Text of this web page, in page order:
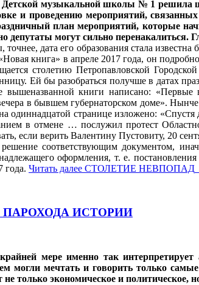
музыкальной школы № 1 решила
и проведению мероприятий,
план мероприятий, которые
депутаты могут сильно перенакалиться.
дата его образования стала
книга» в апреле 2017 года, он
столетию Петропавловской
Ей бы разобраться получше в датах
вышеназванной книги написано:
в бывшем губернаторском доме».
странице изложено:
в отмене … послужил протест
если верить Валентину Пустовиту, 20
соответствующим документом,
оформления, т. е.
года. Читать далее СТОЛЕТИЕ НЕВПОПАД
ИСТОРИИ
мере именно так интерпретирует
могли мечтать и говорить только
только экономическое и политическое,